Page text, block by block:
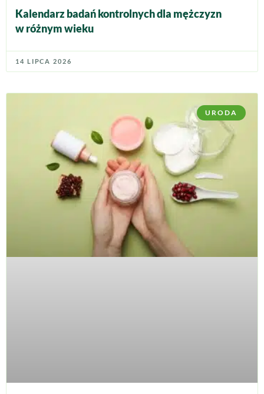
Kalendarz badań kontrolnych dla mężczyzn
w różnym wieku
14 LIPCA 2026
URODA